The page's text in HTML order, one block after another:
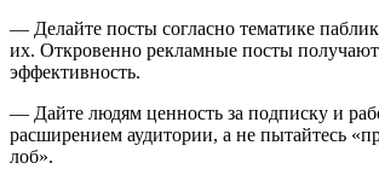
— Делайте посты согласно тематике
их. Откровенно рекламные посты
эффективность.
— Дайте людям ценность за подписку и
расширением аудитории, а не пытайтесь
лоб».